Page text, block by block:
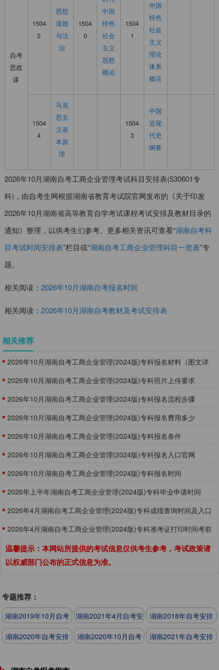
自考
思政
课
1504
2
思想
道德
与法
治
1504
0
中国
特色
社会
主义
思想
概论
1504
1
中国
特色
社会
主义
理论
体系
概论
1504
4
马克
思主
义基
本原
理
1504
3
中国
近现
代史
纲要
2026年10月湖南自考工商企业管理考试科目安排表(530601专
科)，由自考生网根据湖南省教育考试院官网发布的《关于印发
2026年10月湖南省高等教育自学考试课程考试安排及教材目录的
通知》整理，以供考生们参考。更多相关资讯可查看“湖南自考科
目考试时间安排表”栏目或“湖南自考工商企业管理科目一览表”专
题。
相关阅读： 2026年10月湖南自考报名时间
相关阅读： 2026年10月湖南自考教材及考试安排表
相关推荐
​2026年10月湖南自考工商企业管理(2024版)专科报名材料（图文详
解）
2026年10月湖南自考工商企业管理(2024版)专科照片上传要求
​2026年10月湖南自考工商企业管理(2024版)专科报名流程步骤
2026年10月湖南自考工商企业管理(2024版)专科报名费用多少
2026年10月湖南自考工商企业管理(2024版)专科报名条件
​2026年10月湖南自考工商企业管理(2024版)专科报名入口官网
2026年10月湖南自考工商企业管理(2024版)专科报名时间
2026年上半年湖南自考工商企业管理(2024版)专科毕业申请时间
2026年4月湖南自考工商企业管理(2024版)专科成绩查询时间及入口
2026年4月湖南自考工商企业管理(2024版)专科准考证打印时间考前
一周内
温馨提示：本网站所提供的考试信息仅供考生参考，考试政策请
以权威部门公布的正式信息为准。
专题推荐：
湖南2019年10月自考
安排
湖南2021年4月自考安
排
湖南2018年自考安排
湖南2020年自考安排
湖南2020年10月自考
湖南2021年自考安排